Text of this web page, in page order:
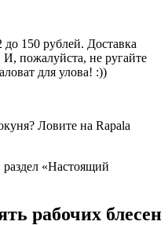
150 рублей. Доставка
И, пожалуйста, не ругайте
для улова! :))
Ловите на Rapala
раздел «Настоящий
рабочих блесен